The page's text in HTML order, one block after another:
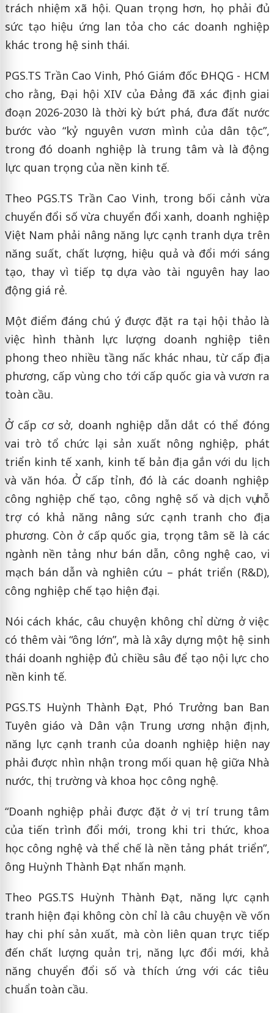
trách nhiệm xã hội. Quan trọng hơn, họ phải đủ
sức tạo hiệu ứng lan tỏa cho các doanh nghiệp
khác trong hệ sinh thái.
PGS.TS Trần Cao Vinh, Phó Giám đốc ĐHQG - HCM
cho rằng, Đại hội XIV của Đảng đã xác định giai
đoạn 2026-2030 là thời kỳ bứt phá, đưa đất nước
bước vào “kỷ nguyên vươn mình của dân tộc”,
trong đó doanh nghiệp là trung tâm và là động
lực quan trọng của nền kinh tế.
Theo PGS.TS Trần Cao Vinh, trong bối cảnh vừa
chuyển đổi số vừa chuyển đổi xanh, doanh nghiệp
Việt Nam phải nâng năng lực cạnh tranh dựa trên
năng suất, chất lượng, hiệu quả và đổi mới sáng
tạo, thay vì tiếp tục dựa vào tài nguyên hay lao
động giá rẻ.
Một điểm đáng chú ý được đặt ra tại hội thảo là
việc hình thành lực lượng doanh nghiệp tiên
phong theo nhiều tầng nấc khác nhau, từ cấp địa
phương, cấp vùng cho tới cấp quốc gia và vươn ra
toàn cầu.
Ở cấp cơ sở, doanh nghiệp dẫn dắt có thể đóng
vai trò tổ chức lại sản xuất nông nghiệp, phát
triển kinh tế xanh, kinh tế bản địa gắn với du lịch
và văn hóa. Ở cấp tỉnh, đó là các doanh nghiệp
công nghiệp chế tạo, công nghệ số và dịch vụ hỗ
trợ có khả năng nâng sức cạnh tranh cho địa
phương. Còn ở cấp quốc gia, trọng tâm sẽ là các
ngành nền tảng như bán dẫn, công nghệ cao, vi
mạch bán dẫn và nghiên cứu – phát triển (R&D),
công nghiệp chế tạo hiện đại.
Nói cách khác, câu chuyện không chỉ dừng ở việc
có thêm vài “ông lớn”, mà là xây dựng một hệ sinh
thái doanh nghiệp đủ chiều sâu để tạo nội lực cho
nền kinh tế.
PGS.TS Huỳnh Thành Đạt, Phó Trưởng ban Ban
Tuyên giáo và Dân vận Trung ương nhận định,
năng lực cạnh tranh của doanh nghiệp hiện nay
phải được nhìn nhận trong mối quan hệ giữa Nhà
nước, thị trường và khoa học công nghệ.
“Doanh nghiệp phải được đặt ở vị trí trung tâm
của tiến trình đổi mới, trong khi tri thức, khoa
học công nghệ và thể chế là nền tảng phát triển”,
ông Huỳnh Thành Đạt nhấn mạnh.
Theo PGS.TS Huỳnh Thành Đạt, năng lực cạnh
tranh hiện đại không còn chỉ là câu chuyện về vốn
hay chi phí sản xuất, mà còn liên quan trực tiếp
đến chất lượng quản trị, năng lực đổi mới, khả
năng chuyển đổi số và thích ứng với các tiêu
chuẩn toàn cầu.